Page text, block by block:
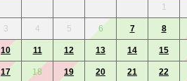
1
3 4 5 6 7 8
10 11 12 13 14 15
17 18 19 20 21 22